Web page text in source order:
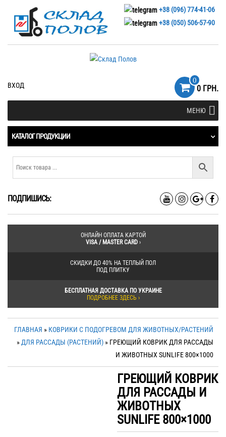
+38 (096) 774-41-06
+38 (050) 506-57-90
ВХОД
0
0 ГРН.
МЕНЮ
КАТАЛОГ ПРОДУКЦИИ
ПОДПИШИСЬ:
ОНЛАЙН ОПЛАТА КАРТОЙ
VISA / MASTER CARD›
СКИДКИ ДО 40% НА ТЕПЛЫЙ ПОЛ
ПОД ПЛИТКУ
БЕСПЛАТНАЯ ДОСТАВКА ПО УКРАИНЕ
ПОДРОБНЕЕ ЗДЕСЬ ›
ГЛАВНАЯ » КОВРИКИ С ПОДОГРЕВОМ ДЛЯ ЖИВОТНЫХ/РАСТЕНИЙ
»ДЛЯ РАССАДЫ (РАСТЕНИЙ) » ГРЕЮЩИЙ КОВРИК ДЛЯ РАССАДЫ
И ЖИВОТНЫХ SUNLIFE 800×1000
ГРЕЮЩИЙ КОВРИК
ДЛЯ РАССАДЫ И
ЖИВОТНЫХ
SUNLIFE 800×1000